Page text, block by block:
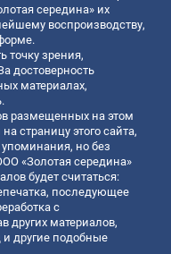
середина» их
воспроизводству,
точку зрения,
достоверность
материалах,
размещенных на этом
страницу этого сайта,
упоминания, но без
«Золотая середина»
будет считаться:
последующее
с
других материалов,
и другие подобные